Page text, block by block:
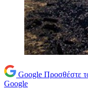
Google Προσθέστε
Google